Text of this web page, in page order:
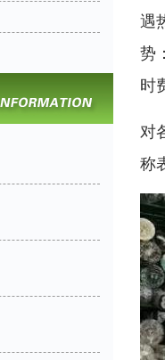
遇
势
时
对
称